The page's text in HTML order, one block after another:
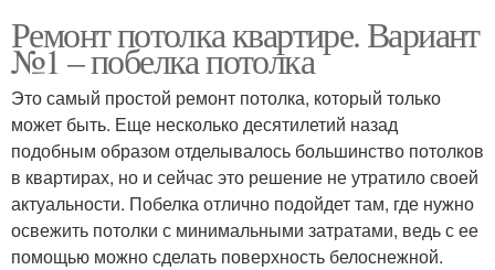
Ремонт потолка квартире. Вариант
№1 – побелка потолка
Это самый простой ремонт потолка, который только
может быть. Еще несколько десятилетий назад
подобным образом отделывалось большинство потолков
в квартирах, но и сейчас это решение не утратило своей
актуальности. Побелка отлично подойдет там, где нужно
освежить потолки с минимальными затратами, ведь с ее
помощью можно сделать поверхность белоснежной.